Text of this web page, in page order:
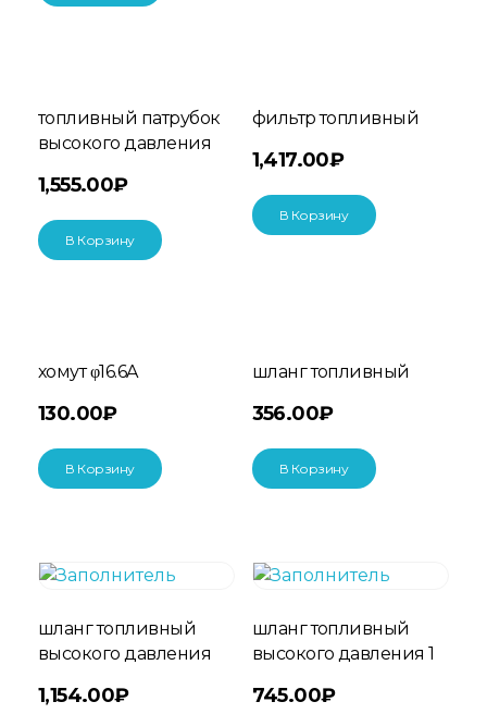
топливный патрубок
высокого давления
1,555.00₽
В Корзину
фильтр топливный
1,417.00₽
В Корзину
хомут φ16.6A
130.00₽
В Корзину
шланг топливный
356.00₽
В Корзину
шланг топливный
высокого давления
1,154.00₽
шланг топливный
высокого давления 1
745.00₽